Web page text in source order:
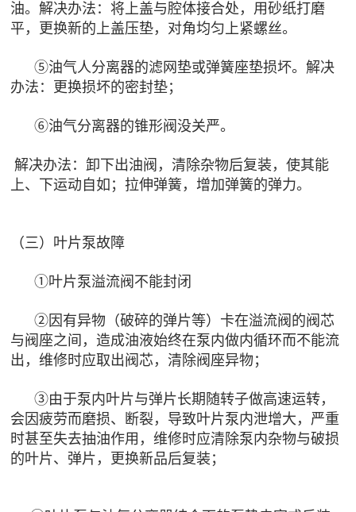
油。解决办法：将上盖与腔体接合处，用砂纸打磨
平，更换新的上盖压垫，对角均匀上紧螺丝。
⑤油气人分离器的滤网垫或弹簧座垫损坏。解决
办法：更换损坏的密封垫；
⑥油气分离器的锥形阀没关严。
解决办法：卸下出油阀，清除杂物后复装，使其能
上、下运动自如；拉伸弹簧，增加弹簧的弹力。
（三）叶片泵故障
①叶片泵溢流阀不能封闭
②因有异物（破碎的弹片等）卡在溢流阀的阀芯
与阀座之间，造成油液始终在泵内做内循环而不能流
出，维修时应取出阀芯，清除阀座异物；
③由于泵内叶片与弹片长期随转子做高速运转，
会因疲劳而磨损、断裂，导致叶片泵内泄增大，严重
时甚至失去抽油作用，维修时应清除泵内杂物与破损
的叶片、弹片，更换新品后复装；